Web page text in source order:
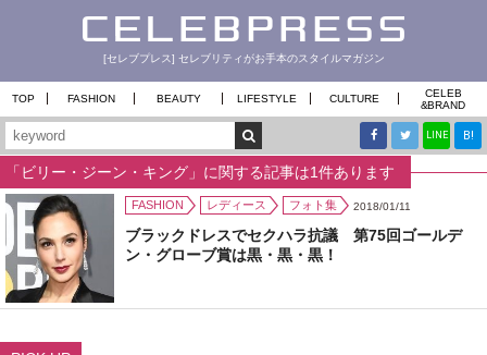
[セレブプレス] セレブリティがお手本のスタイルマガジン
TOP FASHION BEAUTY LIFESTYLE CULTURE
CELEB
&BRAND
LINE B!
「ビリー・ジーン・キング」に関する記事は1件あります
FASHION レディース フォト集 2018/01/11
ブラックドレスでセクハラ抗議 第75回ゴールデ
ン・グローブ賞は黒・黒・黒！